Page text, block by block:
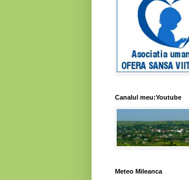
Canalul meu:Youtube
Meteo Mileanca